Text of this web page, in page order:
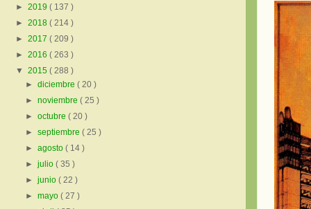
► 2019 ( 137 )
► 2018 ( 214 )
► 2017 ( 209 )
► 2016 ( 263 )
▼ 2015 ( 288 )
►diciembre( 20 )
►noviembre( 25 )
►octubre( 20 )
►septiembre( 25 )
►agosto( 14 )
►julio( 35 )
►junio( 22 )
►mayo( 27 )